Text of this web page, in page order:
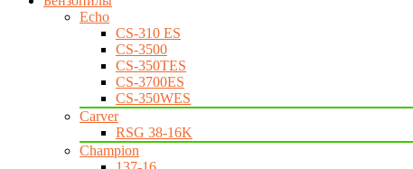
Echo
CS-310 ES
CS-3500
CS-350TES
CS-3700ES
CS-350WES
Carver
RSG 38-16K
Champion